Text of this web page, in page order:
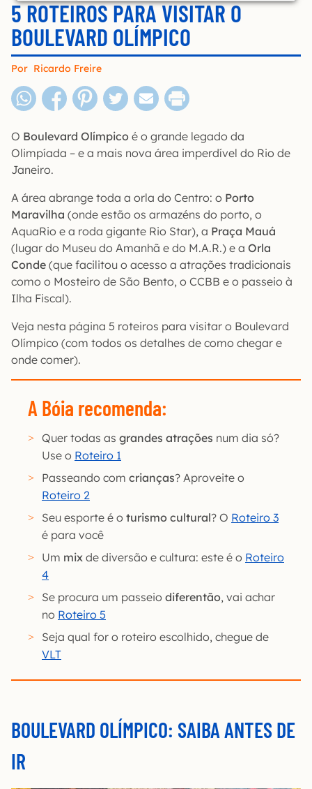
5 ROTEIROS PARA VISITAR O
BOULEVARD OLÍMPICO
Por Ricardo Freire
O Boulevard Olímpico é o grande legado da
Olimpíada – e a mais nova área imperdível do Rio de
Janeiro.
A área abrange toda a orla do Centro: o Porto
Maravilha (onde estão os armazéns do porto, o
AquaRio e a roda gigante Rio Star), a Praça Mauá
(lugar do Museu do Amanhã e do M.A.R.) e a Orla
Conde (que facilitou o acesso a atrações tradicionais
como o Mosteiro de São Bento, o CCBB e o passeio à
Ilha Fiscal).
Veja nesta página 5 roteiros para visitar o Boulevard
Olímpico (com todos os detalhes de como chegar e
onde comer).
A Bóia recomenda:
Quer todas as grandes atrações num dia só?
Use o Roteiro 1
Passeando com crianças? Aproveite o
Roteiro 2
Seu esporte é o turismo cultural? O Roteiro 3
é para você
Um mix de diversão e cultura: este é o Roteiro
4
Se procura um passeio diferentão, vai achar
no Roteiro 5
Seja qual for o roteiro escolhido, chegue de
VLT
BOULEVARD OLÍMPICO: SAIBA ANTES DE
IR